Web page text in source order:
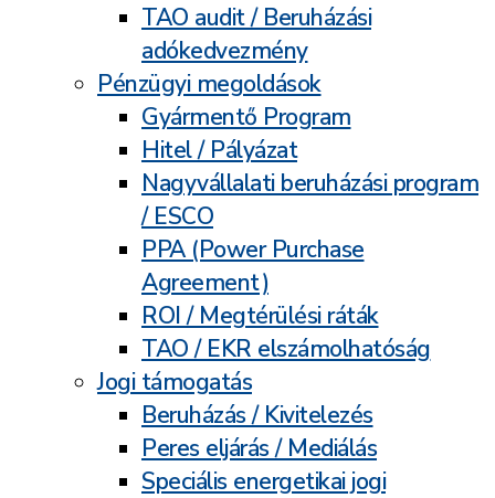
TAO audit / Beruházási
adókedvezmény
Pénzügyi megoldások
Gyármentő Program
Hitel / Pályázat
Nagyvállalati beruházási program
/ ESCO
PPA (Power Purchase
Agreement)
ROI / Megtérülési ráták
TAO / EKR elszámolhatóság
Jogi támogatás
Beruházás / Kivitelezés
Peres eljárás / Mediálás
Speciális energetikai jogi